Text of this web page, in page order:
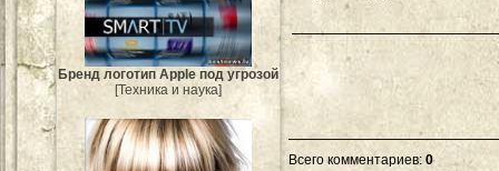
Бренд логотип Apple под угрозой
[Техника и наука]
Всего комментариев: 0